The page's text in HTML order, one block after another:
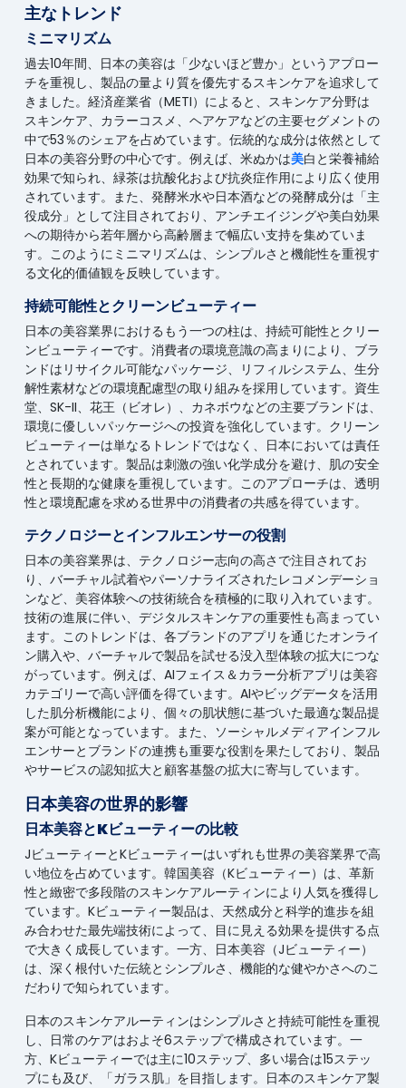
主なトレンド
ミニマリズム
過去10年間、日本の美容は「少ないほど豊か」というアプロー
チを重視し、製品の量より質を優先するスキンケアを追求して
きました。経済産業省（METI）によると、スキンケア分野は
スキンケア、カラーコスメ、ヘアケアなどの主要セグメントの
中で53％のシェアを占めています。伝統的な成分は依然として
日本の美容分野の中心です。例えば、米ぬかは美白と栄養補給
効果で知られ、緑茶は抗酸化および抗炎症作用により広く使用
されています。また、発酵米水や日本酒などの発酵成分は「主
役成分」として注目されており、アンチエイジングや美白効果
への期待から若年層から高齢層まで幅広い支持を集めていま
す。このようにミニマリズムは、シンプルさと機能性を重視す
る文化的価値観を反映しています。
持続可能性とクリーンビューティー
日本の美容業界におけるもう一つの柱は、持続可能性とクリー
ンビューティーです。消費者の環境意識の高まりにより、ブラ
ンドはリサイクル可能なパッケージ、リフィルシステム、生分
解性素材などの環境配慮型の取り組みを採用しています。資生
堂、SK-II、花王（ビオレ）、カネボウなどの主要ブランドは、
環境に優しいパッケージへの投資を強化しています。クリーン
ビューティーは単なるトレンドではなく、日本においては責任
とされています。製品は刺激の強い化学成分を避け、肌の安全
性と長期的な健康を重視しています。このアプローチは、透明
性と環境配慮を求める世界中の消費者の共感を得ています。
テクノロジーとインフルエンサーの役割
日本の美容業界は、テクノロジー志向の高さで注目されてお
り、バーチャル試着やパーソナライズされたレコメンデーショ
ンなど、美容体験への技術統合を積極的に取り入れています。
技術の進展に伴い、デジタルスキンケアの重要性も高まってい
ます。このトレンドは、各ブランドのアプリを通じたオンライ
ン購入や、バーチャルで製品を試せる没入型体験の拡大につな
がっています。例えば、AIフェイス＆カラー分析アプリは美容
カテゴリーで高い評価を得ています。AIやビッグデータを活用
した肌分析機能により、個々の肌状態に基づいた最適な製品提
案が可能となっています。また、ソーシャルメディアインフル
エンサーとブランドの連携も重要な役割を果たしており、製品
やサービスの認知拡大と顧客基盤の拡大に寄与しています。
日本美容の世界的影響
日本美容とKビューティーの比較
JビューティーとKビューティーはいずれも世界の美容業界で高
い地位を占めています。韓国美容（Kビューティー）は、革新
性と緻密で多段階のスキンケアルーティンにより人気を獲得し
ています。Kビューティー製品は、天然成分と科学的進歩を組
み合わせた最先端技術によって、目に見える効果を提供する点
で大きく成長しています。一方、日本美容（Jビューティー）
は、深く根付いた伝統とシンプルさ、機能的な健やかさへのこ
だわりで知られています。
日本のスキンケアルーティンはシンプルさと持続可能性を重視
し、日常のケアはおよそ6ステップで構成されています。一
方、Kビューティーでは主に10ステップ、多い場合は15ステッ
プにも及び、「ガラス肌」を目指します。日本のスキンケア製